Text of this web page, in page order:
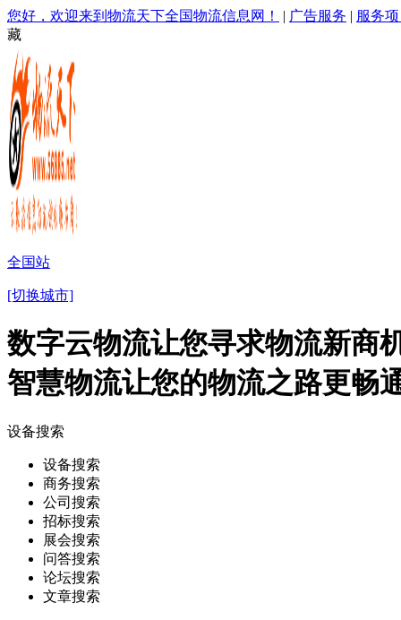
您好，欢迎来到物流天下全国物流信息网！ | 广告服务 | 服务
藏
全国站
[切换城市]
数字云物流让您寻求物流新商
智慧物流让您的物流之路更畅
设备搜索
设备搜索
商务搜索
公司搜索
招标搜索
展会搜索
问答搜索
论坛搜索
文章搜索